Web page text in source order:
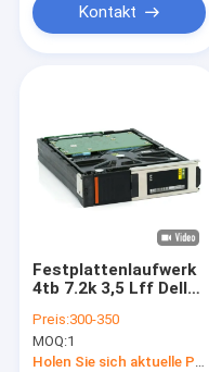
Über uns
Fabrik-Ausflug
Fordern Sie ein Zitat
Kontakt
Festplattenlaufwerk
4tb 7.2k 3,5 Lff Dell
6300 Lösungs-
DD3300 005052089
Preis:300-350
MOQ:1
Holen Sie sich aktuelle Preis